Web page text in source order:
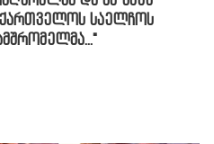
საელჩოს